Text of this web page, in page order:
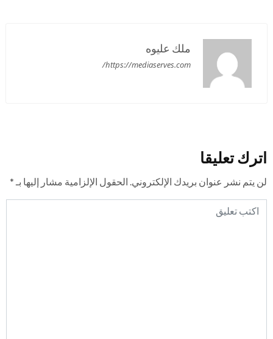
ملك عليوه
https://mediaserves.com/
اترك تعليقا
لن يتم نشر عنوان بريدك الإلكتروني. الحقول الإلزامية مشار إليها بـ *